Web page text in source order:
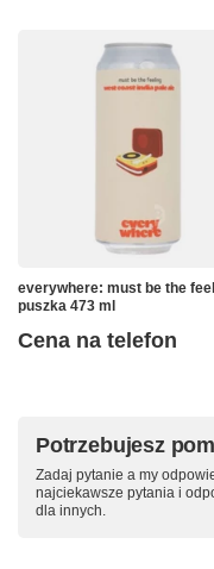
everywhere: must be the
puszka 473 ml
Cena na telefon
Potrzebujesz
Zadaj pytanie a my
najciekawsze pytania i
dla innych.